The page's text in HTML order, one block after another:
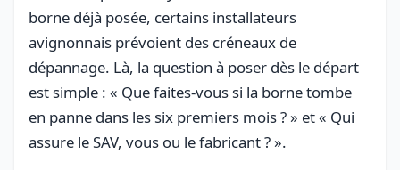
borne déjà posée, certains installateurs
avignonnais prévoient des créneaux de
dépannage. Là, la question à poser dès le départ
est simple : « Que faites-vous si la borne tombe
en panne dans les six premiers mois ? » et « Qui
assure le SAV, vous ou le fabricant ? ».